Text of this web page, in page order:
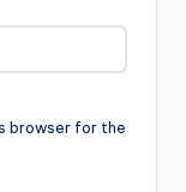
browser for the